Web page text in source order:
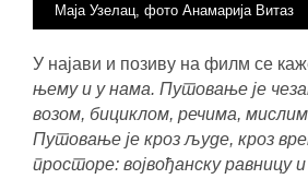
Маја Узелац, фото Анамарија Витаз
У најави и позиву на филм се
њему и у нама. Путовање је
возом, бициклом, речима,
Путовање је кроз људе, кроз
просторе: војвођанску равницу